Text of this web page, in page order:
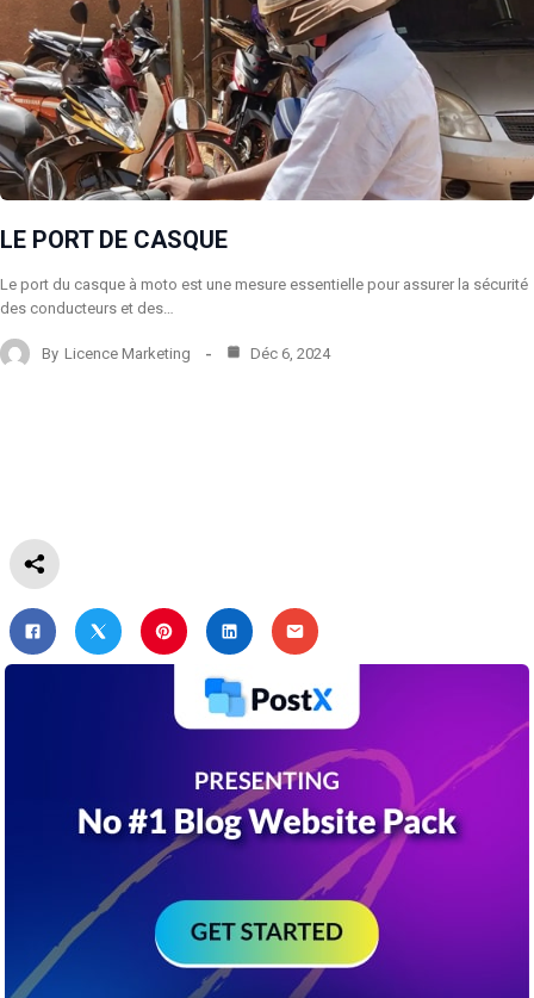
LE PORT DE CASQUE
Le port du casque à moto est une mesure essentielle pour assurer la sécurité
des conducteurs et des…
By Licence Marketing Déc 6, 2024